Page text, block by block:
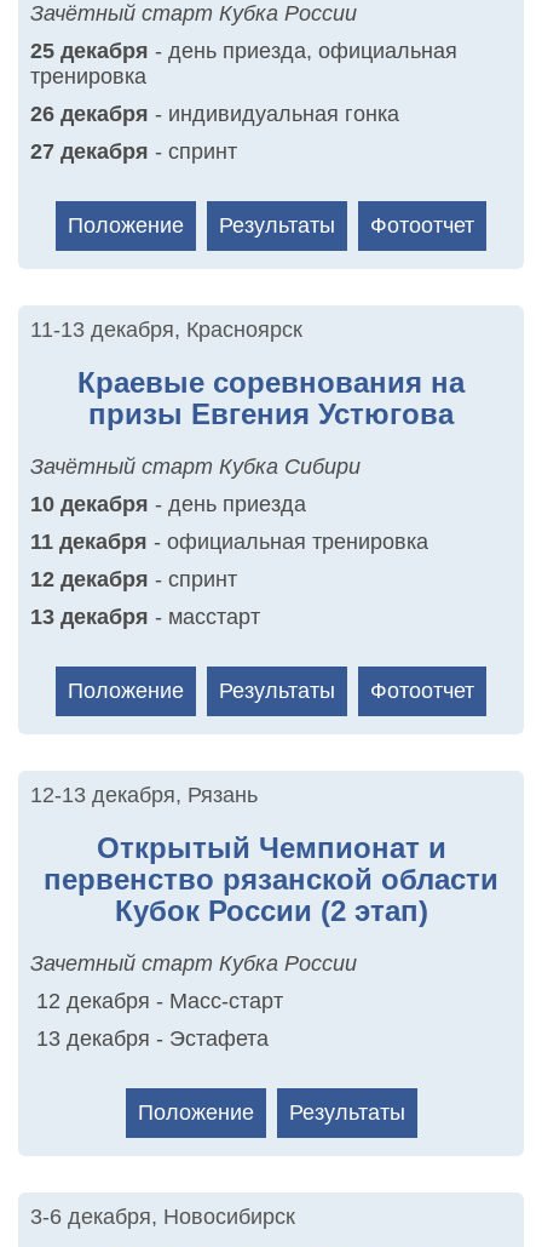
Зачётный старт Кубка России
25 декабря - день приезда, официальная
тренировка
26 декабря - индивидуальная гонка
27 декабря - спринт
Положение Результаты Фотоотчет
11-13 декабря, Красноярск
Краевые соревнования на
призы Евгения Устюгова
Зачётный старт Кубка Сибири
10 декабря - день приезда
11 декабря - официальная тренировка
12 декабря - спринт
13 декабря - масстарт
Положение Результаты Фотоотчет
12-13 декабря, Рязань
Открытый Чемпионат и
первенство рязанской области
Кубок России (2 этап)
Зачетный старт Кубка России
12 декабря - Масс-старт
13 декабря - Эстафета
Положение Результаты
3-6 декабря, Новосибирск